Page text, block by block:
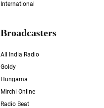
International
Broadcasters
All India Radio
Goldy
Hungama
Mirchi Online
Radio Beat